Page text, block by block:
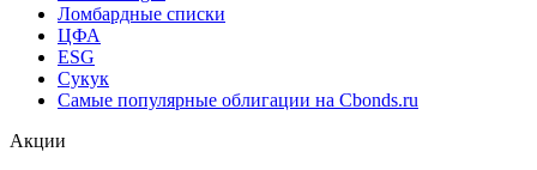
Ломбардные списки
ЦФА
ESG
Сукук
Самые популярные облигации на Cbonds.ru
Акции